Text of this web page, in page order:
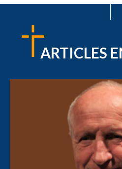
ARTICLES